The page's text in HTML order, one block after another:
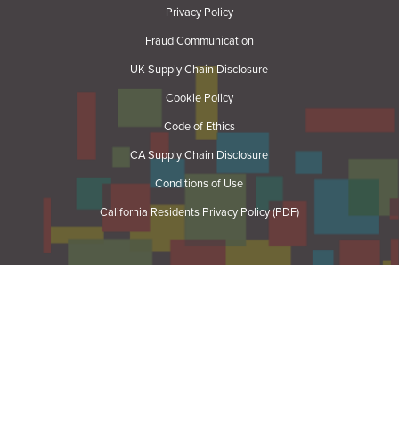
Privacy Policy
Fraud Communication
UK Supply Chain Disclosure
Cookie Policy
Code of Ethics
CA Supply Chain Disclosure
Conditions of Use
California Residents Privacy Policy (PDF)